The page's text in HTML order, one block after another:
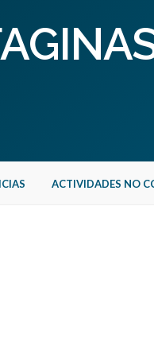
ACTIVIDADES NO